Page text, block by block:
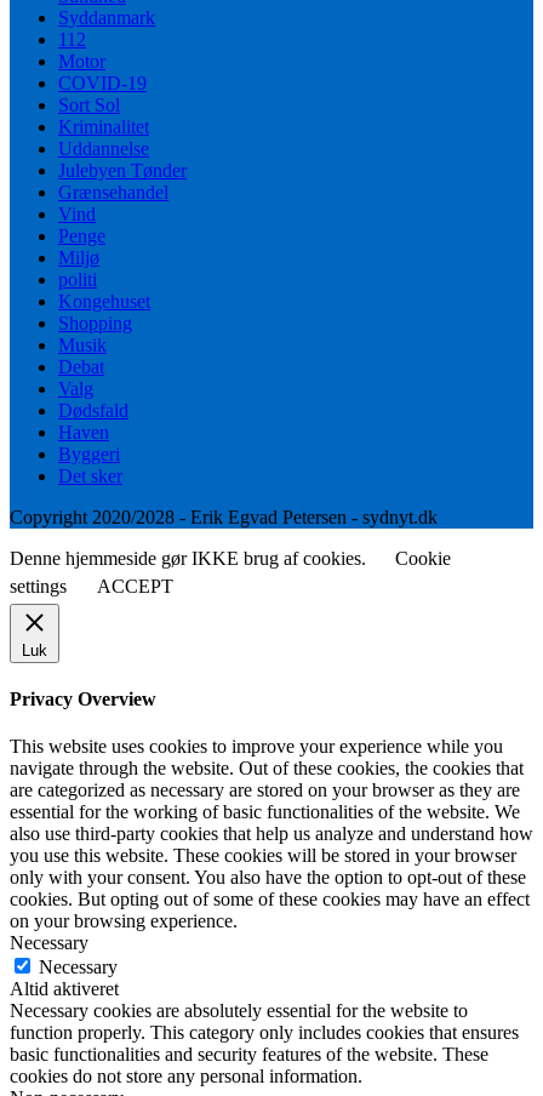
Syddanmark
112
Motor
COVID-19
Sort Sol
Kriminalitet
Uddannelse
Julebyen Tønder
Grænsehandel
Vind
Penge
Miljø
politi
Kongehuset
Shopping
Musik
Debat
Valg
Dødsfald
Haven
Byggeri
Det sker
Copyright 2020/2028 - Erik Egvad Petersen - sydnyt.dk
Denne hjemmeside gør IKKE brug af cookies.
Cookie
settings
ACCEPT
Luk
Privacy Overview
This website uses cookies to improve your experience while you
navigate through the website. Out of these cookies, the cookies that
are categorized as necessary are stored on your browser as they are
essential for the working of basic functionalities of the website. We
also use third-party cookies that help us analyze and understand how
you use this website. These cookies will be stored in your browser
only with your consent. You also have the option to opt-out of these
cookies. But opting out of some of these cookies may have an effect
on your browsing experience.
Necessary
Necessary
Altid aktiveret
Necessary cookies are absolutely essential for the website to
function properly. This category only includes cookies that ensures
basic functionalities and security features of the website. These
cookies do not store any personal information.